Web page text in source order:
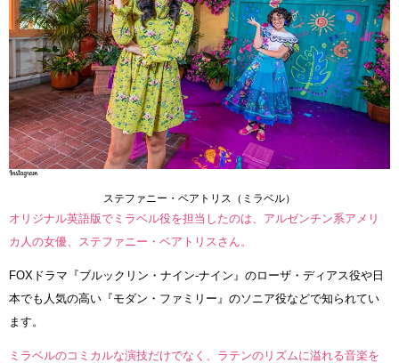
ステファニー・ベアトリス（ミラベル）
オリジナル英語版でミラベル役を担当したのは、アルゼンチン系アメリ
カ人の女優、ステファニー・ベアトリスさん。
FOXドラマ『ブルックリン・ナイン-ナイン』のローザ・ディアス役や日
本でも人気の高い『モダン・ファミリー』のソニア役などで知られてい
ます。
ミラベルのコミカルな演技だけでなく、ラテンのリズムに溢れる音楽を